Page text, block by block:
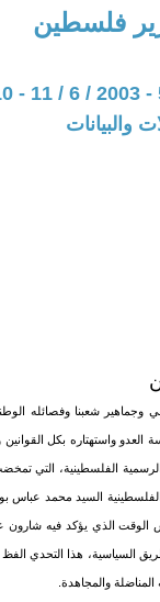
فلسطين
والبيانات
وجماهير شعبنا وفصائله
العدو واستهتاره بكل
الرسمية الفلسطينية،
السيد محمد عباس
الذي يؤكد فيه
السياسية، هذا التحدي
والمجاهدة.